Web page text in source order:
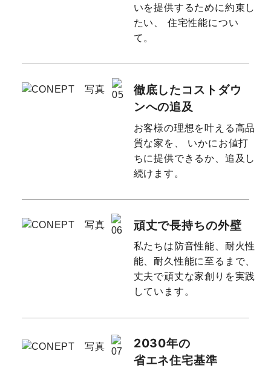
いを提供するために約束し
たい、
住宅性能につい
て。
徹底したコストダウ
ンへの追及
お客様の理想を叶える高品
質な家を、
いかにお値打
ちに提供できるか、追及し
続けます。
頑丈で長持ちの外壁
私たちは防音性能、耐火性
能、耐久性能に至るまで、
丈夫で頑丈な家創りを実践
しています。
2030年の
省エネ住宅基準